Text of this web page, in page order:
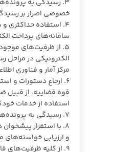
۳. رسیدگی به
خصوصی اصرار بر
۴. استفاده حداکثری و
سامانه‌های پرداخت
الکترونیکی در
مرکز آمار و فناوری
۶. ارجاع دستورات و
قوه قضاییه، از قبیل
استفاده از خدمات
۷. رسیدگی به پرونده‌ها و اجرای احکام با موضوعات غیر ضروری مانند تخلیه به زمان پس از شرایط اضطراری موکول شود.
۸. با استقرار
و ارزیابی خواسته‌های
۹. از کلیه ظرفیت‌های